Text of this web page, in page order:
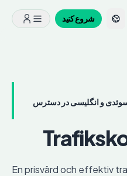
شروع کنید
و انگلیسی در دسترس
En prisvärd och effektiv